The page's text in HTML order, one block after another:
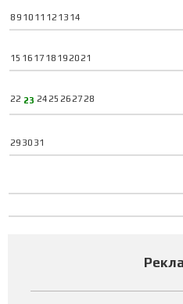
89 10 11 12 13 14
15 16 17 18 192021
22 23 2425 262728
29 30 31